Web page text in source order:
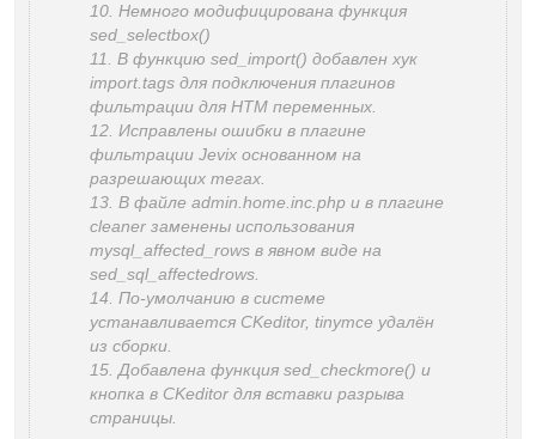
10. Немного модифицирована функция
sed_selectbox()
11. В функцию sed_import() добавлен хук
import.tags для подключения плагинов
фильтрации для HTM переменных.
12. Исправлены ошибки в плагине
фильтрации Jevix основанном на
разрешающих тегах.
13. В файле admin.home.inc.php и в плагине
cleaner заменены использования
mysql_affected_rows в явном виде на
sed_sql_affectedrows.
14. По-умолчанию в системе
устанавливается CKeditor, tinymce удалён
из сборки.
15. Добавлена функция sed_checkmore() и
кнопка в CKeditor для вставки разрыва
страницы.